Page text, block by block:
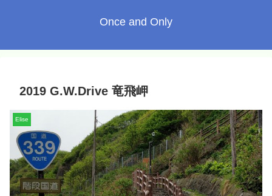
Once and Only
2019 G.W.Drive 竜飛岬
Elise